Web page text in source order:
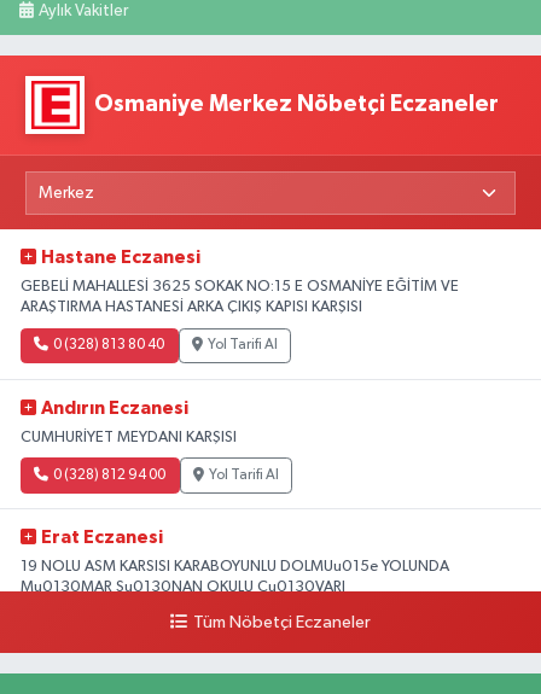
Aylık Vakitler
Osmaniye Merkez Nöbetçi Eczaneler
Hastane Eczanesi
GEBELİ MAHALLESİ 3625 SOKAK NO:15 E OSMANİYE EĞİTİM VE
ARAŞTIRMA HASTANESİ ARKA ÇIKIŞ KAPISI KARŞISI
0 (328) 813 80 40 Yol Tarifi Al
Andırın Eczanesi
CUMHURİYET MEYDANI KARŞISI
0 (328) 812 94 00 Yol Tarifi Al
Erat Eczanesi
19 NOLU ASM KARSISI KARABOYUNLU DOLMUu015e YOLUNDA
Mu0130MAR Su0130NAN OKULU Cu0130VARI
Yol Tarifi Al
Tüm Nöbetçi Eczaneler